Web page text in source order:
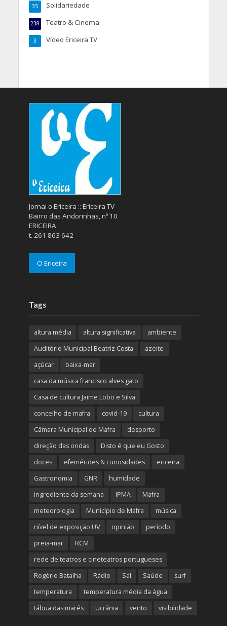
Solidariedade
35
Teatro & Cinema
238
Vídeo Ericeira TV
3
Jornal o Ericeira :: Ericeira TV
Bairro das Andorinhas, nº 10
ERICEIRA
t. 261 863 642
O Ericeira
Tags
altura média altura significativa
ambiente
Auditório Municipal Beatriz Costa
azeite
açúcar
baixa-mar
casa da música francisco alves gato
Casa de cultura Jaime Lobo e Silva
concelho de mafra
covid-19
cultura
Câmara Municipal de Mafra
desporto
direção das ondas
Disto é que eu Gosto
doces
efemérides & curiosidades
ericeira
Gastronomia
GNR
humidade
ingrediente da semana
IPMA
Mafra
meteorologia
Município de Mafra
música
nível de exposição UV
opinião
período
preia-mar
RCM
rede de teatros e cineteatros portugueses
Rogério Batalha
Rádio Sal Saúde
surf
temperatura
temperatura média da água
tábua das marés
Ucrânia vento visibilidade